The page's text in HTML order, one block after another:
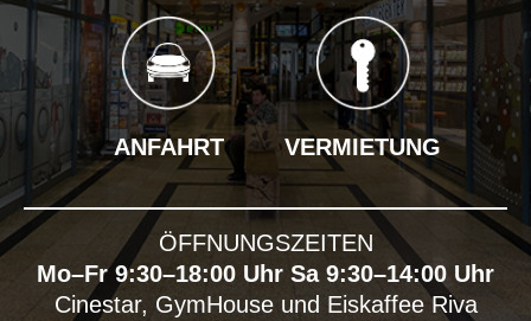
ANFAHRT VERMIETUNG
ÖFFNUNGSZEITEN
Mo–Fr 9:30–18:00 Uhr Sa 9:30–14:00 Uhr
Cinestar, GymHouse und Eiskaffee Riva